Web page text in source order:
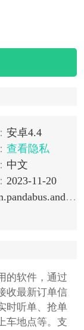
安卓4.4
查看隐私
中文
2023-11-20
包名：com.pandabus.android.lutongxing.driver
的软件，通过
收最新订单信
时听单、抢单
车地点等。支